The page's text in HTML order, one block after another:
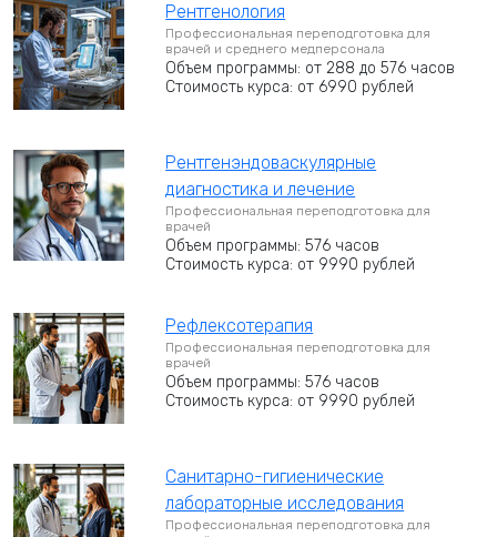
Рентгенология
Профессиональная переподготовка для
врачей и среднего медперсонала
Объем программы: от 288 до 576 часов
Стоимость курса: от 6990 рублей
Рентгенэндоваскулярные
диагностика и лечение
Профессиональная переподготовка для
врачей
Объем программы: 576 часов
Стоимость курса: от 9990 рублей
Рефлексотерапия
Профессиональная переподготовка для
врачей
Объем программы: 576 часов
Стоимость курса: от 9990 рублей
Санитарно-гигиенические
лабораторные исследования
Профессиональная переподготовка для